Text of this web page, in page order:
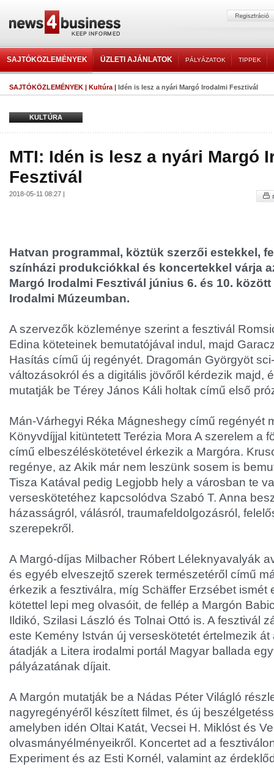
SAJTÓKÖZLEMÉNYEK ÜZLETI AJÁNLATOK PÁLYÁZATOK TIPPEK
SAJTÓKÖZLEMÉNYEK | Kultúra | Idén is lesz a nyári Margó Irodalmi Fesztivál
KULTÚRA
MTI: Idén is lesz a nyári Margó
Fesztivál
2018-05-11 08:27 |
Hatvan programmal, köztük szerzői estekkel,
színházi produkciókkal és koncertekkel várja
Margó Irodalmi Fesztivál június 6. és 10.
Irodalmi Múzeumban.
A szervezők közleménye szerint a fesztivál
Edina köteteinek bemutatójával indul, majd
Hasítás című új regényét. Dragomán Györgyöt
változásokról és a digitális jövőről kérdezik majd,
mutatják be Térey János Káli holtak című első
Mán-Várhegyi Réka Mágneshegy című regényét
Könyvdíjjal kitüntetett Terézia Mora A szerelem a
című elbeszéléskötetével érkezik a Margóra.
regénye, az Akik már nem leszünk sosem is
Tisza Katával pedig Legjobb hely a városban te
verseskötetéhez kapcsolódva Szabó T. Anna
házasságról, válásról, traumafeldolgozásról,
szerepekről.
A Margó-díjas Milbacher Róbert Léleknyavalyák
és egyéb elveszejtő szerek természetéről című
érkezik a fesztiválra, míg Schäffer Erzsébet ismét
kötettel lepi meg olvasóit, de fellép a Margón
Ildikó, Szilasi László és Tolnai Ottó is. A fesztivál
este Kemény István új verseskötetét értelmezik át
átadják a Litera irodalmi portál Magyar ballada
pályázatának díjait.
A Margón mutatják be a Nádas Péter Világló
nagyregényéről készített filmet, és új
amelyben idén Oltai Katát, Vecsei H. Miklóst és
olvasmányélményeikről. Koncertet ad a
Experiment és az Esti Kornél, valamint az